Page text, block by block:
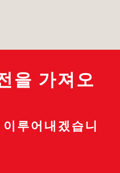
을 가져오
루어내겠습니